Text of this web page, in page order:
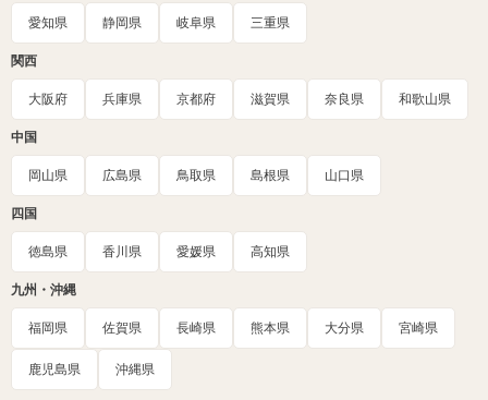
愛知県 静岡県 岐阜県 三重県
関西
大阪府 兵庫県 京都府 滋賀県 奈良県 和歌山県
中国
岡山県 広島県 鳥取県 島根県 山口県
四国
徳島県 香川県 愛媛県 高知県
九州・沖縄
福岡県 佐賀県 長崎県 熊本県 大分県 宮崎県
鹿児島県 沖縄県